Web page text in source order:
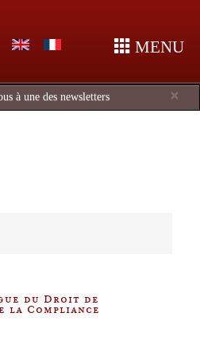
MENU
×
à une des newsletters
du Droit de
la Compliance